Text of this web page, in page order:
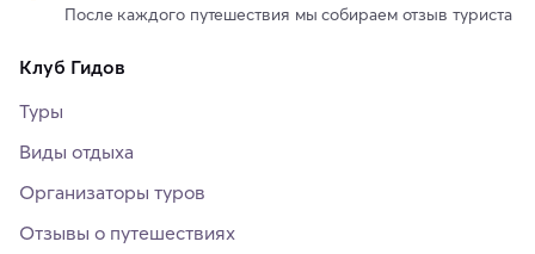
После каждого путешествия мы собираем отзыв туриста
Клуб Гидов
Туры
Виды отдыха
Организаторы туров
Отзывы о путешествиях